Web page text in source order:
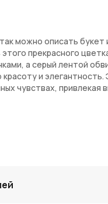
можно описать букет
прекрасного
а серый лентой
и
чувствах, привлекая
верность, надежду